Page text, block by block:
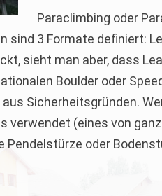
Paraclimbing oder
sind 3 Formate definiert:
sieht man aber, dass
Boulder oder
Sicherheitsgründen.
verwendet (eines von
Pendelstürze oder